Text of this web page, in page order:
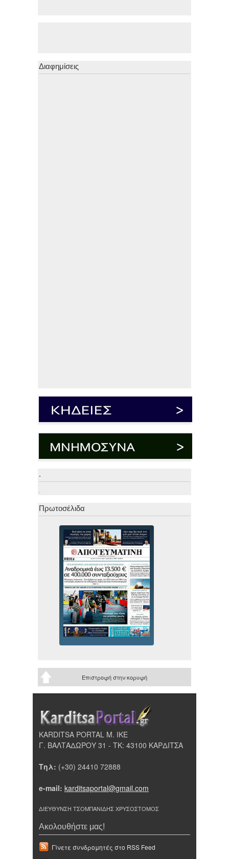
Διαφημίσεις
.
.
Πρωτοσέλιδα
Επιστροφή στην κορυφή
KARDITSA PORTAL Μ. ΙΚΕ
Γ. ΒΑΛΤΑΔΩΡΟΥ 31 - ΤΚ: 43100 ΚΑΡΔΙΤΣΑ
Τηλ: (+30) 24410 72888
e-mail: karditsaportal@gmail.com
ΔΙΕΥΘΥΝΣΗ ΤΣΟΜΠΑΝΙΔΗΣ ΧΡΥΣΟΣΤΟΜΟΣ
Ακολουθήστε μας!
Γίνετε συνδρομητές στο RSS Feed